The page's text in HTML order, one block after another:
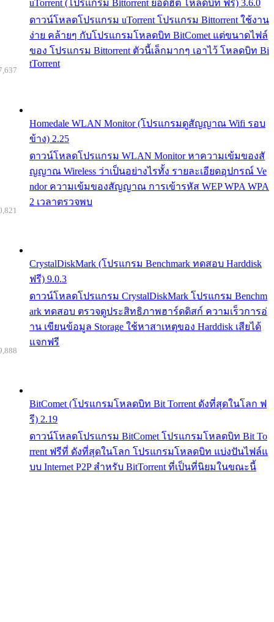
uTorrent (โปรแกรม Bittorrent ยอดฮิต โหลดบิท ฟรี) 3.6.0
ดาวน์โหลดโปรแกรม uTorrent โปรแกรม Bittorrent ใช้งาน
ง่าย คล้ายๆ กับโปรแกรมโหลดบิท BitComet แต่ขนาดไฟล์
ของ โปรแกรม Bittorrent ตัวนี้เล็กมากๆ เอาไว้ โหลดบิท Bi
tTorrent
Homedale WLAN Monitor (โปรแกรมดูสัญญาณ Wifi รอบ
ข้าง) 2.25
ดาวน์โหลดโปรแกรม WLAN Monitor หาความเข้มของสั
ญญาณ Wireless ว่าเป็นอย่างไรทั้ง รายละเอียดอุปกรณ์ Ve
ndor ความเข้มของสัญญาณ การเข้ารหัส WEP WPA WPA
2 เวลาตรวจพบ
CrystalDiskMark (โปรแกรม Benchmark ทดสอบ Harddisk
ฟรี) 9.0.3
ดาวน์โหลดโปรแกรม CrystalDiskMark โปรแกรม Benchm
ark ทดสอบ ตรวจดูประสิทธิภาพฮาร์ดดิสก์ ความเร็วการอ่
าน เขียนข้อมูล Storage ใช้หาสาเหตุของ Harddisk เสียได้
แจกฟรี
BitComet (โปรแกรมโหลดบิท Bit Torrent ดังที่สุดในโลก ฟ
รี) 2.19
ดาวน์โหลดโปรแกรม BitComet โปรแกรมโหลดบิท Bit To
rrent ฟรีที่ ดังที่สุดในโลก โปรแกรมโหลดบิท แบ่งปันไฟล์แ
บบ Internet P2P สำหรับ BitTorrent ที่เป็นที่นิยมในขณะนี้